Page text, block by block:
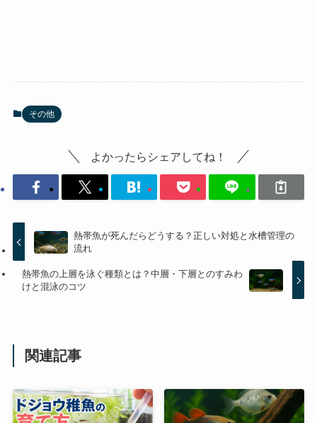
その他
よかったらシェアしてね！
熱帯魚が死んだらどうする？正しい対処と水槽管理の
流れ
熱帯魚の上層を泳ぐ種類とは？中層・下層とのすみわ
けと混泳のコツ
関連記事